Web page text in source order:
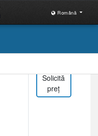
Română
Solicită
preț